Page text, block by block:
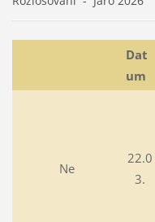
Dat
um
Ne
22.0
3.